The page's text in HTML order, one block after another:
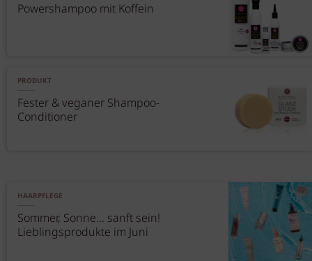
Powershampoo mit Koffein
PRODUKT
Fester & veganer Shampoo-
Conditioner
HAARPFLEGE
Sommer, Sonne... sanft sein!
Lieblingsprodukte im Juni